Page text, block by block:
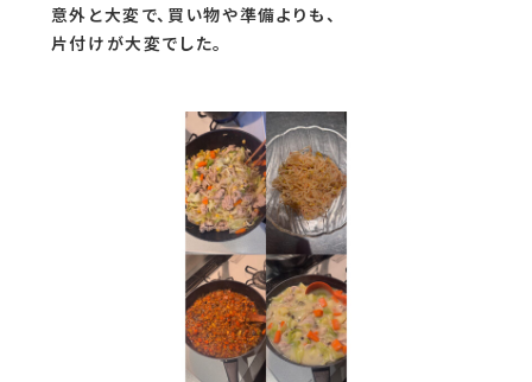
意外と大変で、買い物や準備よりも、
片付けが大変でした。